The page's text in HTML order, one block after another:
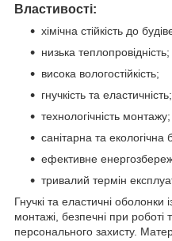
Властивості:
хімічна стійкість до
низька теплопровідність;
висока вологостійкість;
гнучкість та еластичність;
технологічність монтажу;
санітарна та екологічна
ефективне
тривалий термін
Гнучкі та еластичні оболонки
монтажі, безпечні при роботі
персонального захисту.